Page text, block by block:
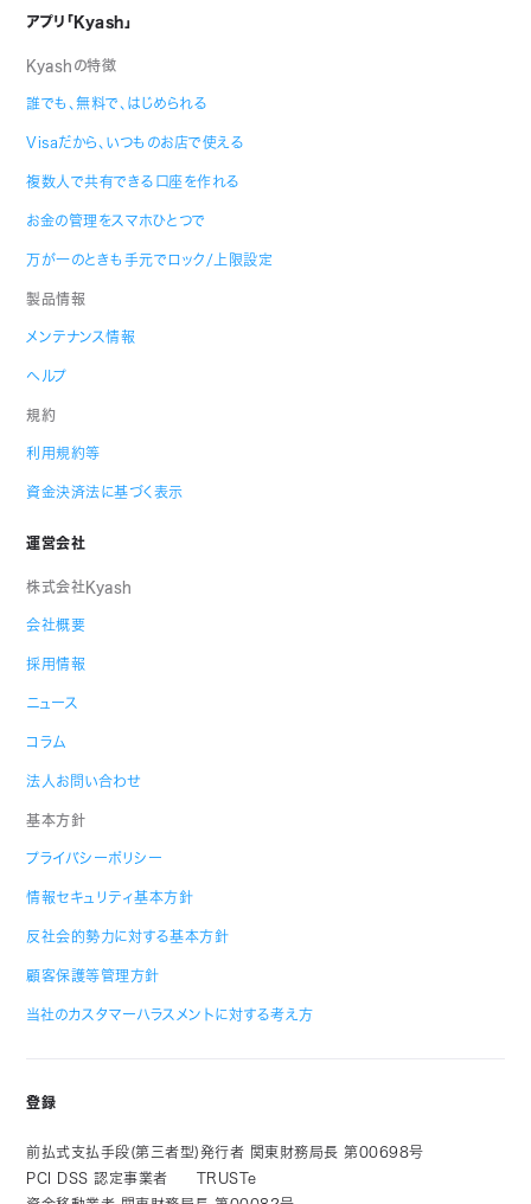
アプリ「Kyash」
Kyashの特徴
誰でも、無料で、はじめられる
Visaだから、いつものお店で使える
複数人で共有できる口座を作れる
お金の管理をスマホひとつで
万が一のときも手元でロック/上限設定
製品情報
メンテナンス情報
ヘルプ
規約
利用規約等
資金決済法に基づく表示
運営会社
株式会社Kyash
会社概要
採用情報
ニュース
コラム
法人お問い合わせ
基本方針
プライバシーポリシー
情報セキュリティ基本方針
反社会的勢力に対する基本方針
顧客保護等管理方針
当社のカスタマーハラスメントに対する考え方
登録
前払式支払手段(第三者型)発行者 関東財務局長 第00698号
PCI DSS 認定事業者
TRUSTe